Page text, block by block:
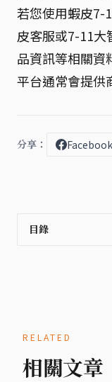
若您使用蝦皮7-
皮客服或7-11大
品資訊等相關資
平台通常會提供
分享： Facebook
目錄
RELATED
相關文章